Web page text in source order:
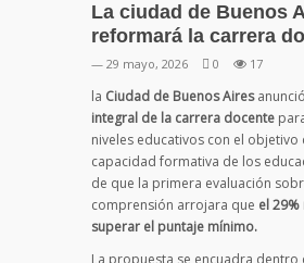
La ciudad de Buenos
reformará la carrera
— 29 mayo, 2026 0 17
la Ciudad de Buenos Aires
integral de la carrera docente
niveles educativos con el objetivo
capacidad formativa de los
de que la primera evaluación
comprensión arrojara que el
superar el puntaje mínimo.